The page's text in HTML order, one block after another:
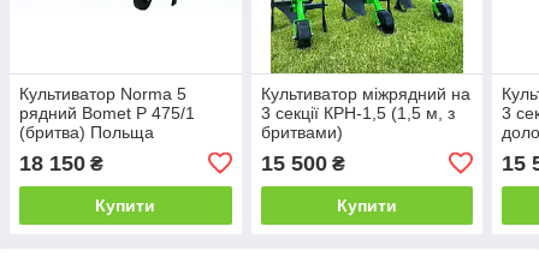
Культиватор Norma 5
рядний Bomet P 475/1
(бритва) Польща
18 150 ₴
Купити
Культиватор міжрядний на
3 секції КРН-1,5 (1,5 м, з
бритвами)
15 500₴
Купити
3
15